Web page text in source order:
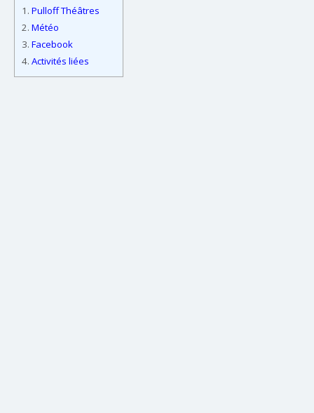
1. Pulloff Théâtres
2. Météo
3. Facebook
4. Activités liées